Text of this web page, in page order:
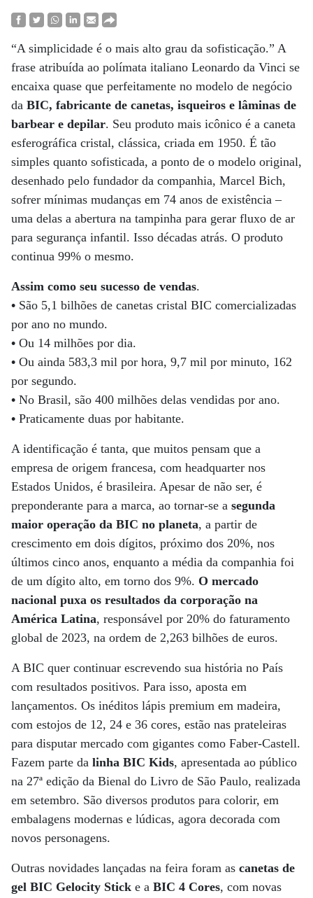
“A simplicidade é o mais alto grau da sofisticação.” A
frase atribuída ao polímata italiano Leonardo da Vinci se
encaixa quase que perfeitamente no modelo de negócio
da BIC, fabricante de canetas, isqueiros e lâminas de
barbear e depilar. Seu produto mais icônico é a caneta
esferográfica cristal, clássica, criada em 1950. É tão
simples quanto sofisticada, a ponto de o modelo original,
desenhado pelo fundador da companhia, Marcel Bich,
sofrer mínimas mudanças em 74 anos de existência –
uma delas a abertura na tampinha para gerar fluxo de ar
para segurança infantil. Isso décadas atrás. O produto
continua 99% o mesmo.
Assim como seu sucesso de vendas.
• São 5,1 bilhões de canetas cristal BIC comercializadas
por ano no mundo.
• Ou 14 milhões por dia.
• Ou ainda 583,3 mil por hora, 9,7 mil por minuto, 162
por segundo.
• No Brasil, são 400 milhões delas vendidas por ano.
• Praticamente duas por habitante.
A identificação é tanta, que muitos pensam que a
empresa de origem francesa, com headquarter nos
Estados Unidos, é brasileira. Apesar de não ser, é
preponderante para a marca, ao tornar-se a segunda
maior operação da BIC no planeta, a partir de
crescimento em dois dígitos, próximo dos 20%, nos
últimos cinco anos, enquanto a média da companhia foi
de um dígito alto, em torno dos 9%. O mercado
nacional puxa os resultados da corporação na
América Latina, responsável por 20% do faturamento
global de 2023, na ordem de 2,263 bilhões de euros.
A BIC quer continuar escrevendo sua história no País
com resultados positivos. Para isso, aposta em
lançamentos. Os inéditos lápis premium em madeira,
com estojos de 12, 24 e 36 cores, estão nas prateleiras
para disputar mercado com gigantes como Faber-Castell.
Fazem parte da linha BIC Kids, apresentada ao público
na 27ª edição da Bienal do Livro de São Paulo, realizada
em setembro. São diversos produtos para colorir, em
embalagens modernas e lúdicas, agora decorada com
novos personagens.
Outras novidades lançadas na feira foram as canetas de
gel BIC Gelocity Stick e a BIC 4 Cores, com novas